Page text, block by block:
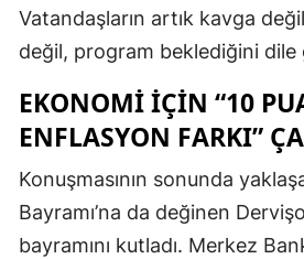
Vatandaşların artık kavga
değil, program beklediğini dile
EKONOMI İÇIN “10
ENFLASYON FARKI”
Konuşmasının sonunda
Bayramı’na da değinen
bayramını kutladı. Merkez